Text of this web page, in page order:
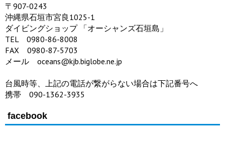
〒907-0243
沖縄県石垣市宮良1025-1
ダイビングショップ 「オーシャンズ石垣島」
TEL 0980-86-8008
FAX 0980-87-5703
メール oceans@kjb.biglobe.ne.jp
台風時等、上記の電話が繋がらない場合は下記番号へ
携帯 090-1362-3935
facebook